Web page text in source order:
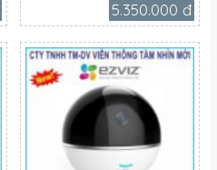
5.350.000 đ